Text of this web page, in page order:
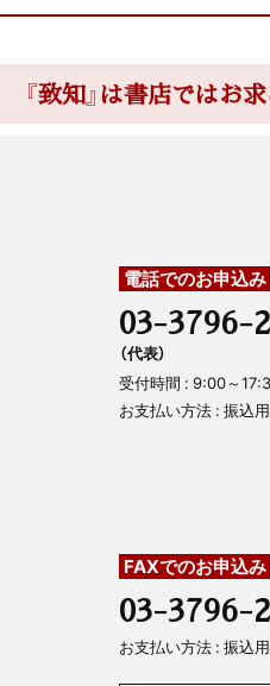
『致知』は書店ではお
電話でのお申込み
03-3796-
（代表）
受付時間 : 9:00～
お支払い方法 : 振込
FAXでのお申込み
03-3796-
お支払い方法 : 振込